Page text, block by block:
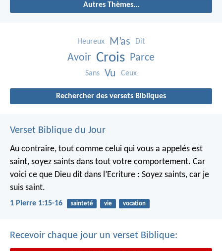
Autres Thèmes...
Heureux M’as Dit
Avoir Crois Parce
Sans Vu Ceux
Rechercher des versets Bibliques
Verset Biblique du Jour
Au contraire, tout comme celui qui vous a appelés est
saint, soyez saints dans tout votre comportement. Car
voici ce que Dieu dit dans l’Ecriture : Soyez saints, car je
suis saint.
1 Pierre 1:15-16 sainteté vie vocation
Recevoir chaque jour un verset Biblique: